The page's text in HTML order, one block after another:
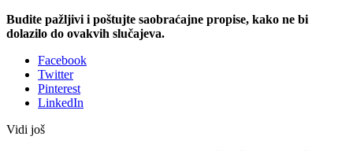
Budite pažljivi i poštujte saobraćajne propise, kako ne bi
dolazilo do ovakvih slučajeva.
Facebook
Twitter
Pinterest
LinkedIn
Vidi još